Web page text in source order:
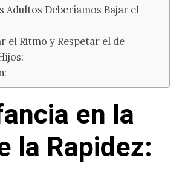
Adultos Deberíamos Bajar el
el Ritmo y Respetar el de
en la
la Rapidez: